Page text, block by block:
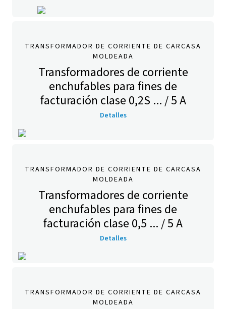
TRANSFORMADOR DE CORRIENTE DE CARCASA
MOLDEADA
Transformadores de corriente
enchufables para fines de
facturación clase 0,2S ... / 5 A
Detalles
TRANSFORMADOR DE CORRIENTE DE CARCASA
MOLDEADA
Transformadores de corriente
enchufables para fines de
facturación clase 0,5 ... / 5 A
Detalles
TRANSFORMADOR DE CORRIENTE DE CARCASA
MOLDEADA